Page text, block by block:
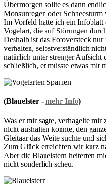
Übermorgen sollte es dann
Monsunregen oder
Im Vorfeld hatte ich ein Infoblatt
Vogelart, die auf Störungen
Deshalb ist das Fotoversteck
verhalten, selbstverständlich
natürlich unter strenger Aufsicht
schließlich, er müsste etwas mit
(Blauelster - mehr Info)
Was er mir sagte, verhagelte
nicht aushalten konnte, den
Gleitaar das Weite suchte und
Zum Glück erreichten wir kurz
Aber die Blauelstern heiterten
nicht sonderlich scheu.